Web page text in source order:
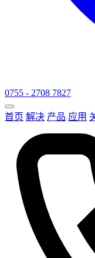
0755 - 2708 7827
首页 解决 产品 应用